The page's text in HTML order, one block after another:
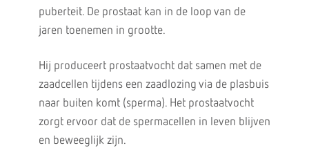
puberteit. De prostaat kan in de loop van de
jaren toenemen in grootte.
Hij produceert prostaatvocht dat samen met de
zaadcellen tijdens een zaadlozing via de plasbuis
naar buiten komt (sperma). Het prostaatvocht
zorgt ervoor dat de spermacellen in leven blijven
en beweeglijk zijn.